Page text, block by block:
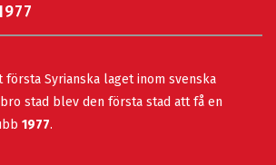
Syrianska laget inom svenska
stad blev den första stad att få en
1977.